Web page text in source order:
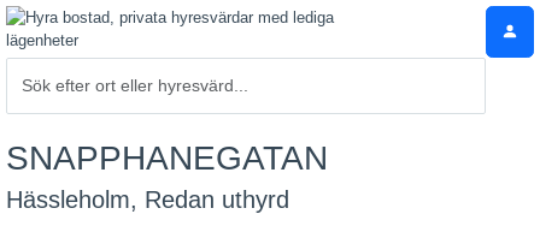
SNAPPHANEGATAN
Hässleholm, Redan uthyrd